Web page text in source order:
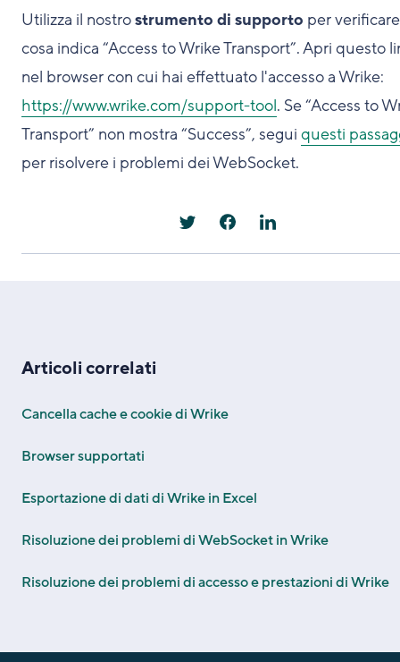
Utilizza il nostrostrumento di supporto per verificare
cosa indica “Access to Wrike Transport”. Apri questo
nel browser con cui hai effettuato l'accesso a Wrike:
https://www.wrike.com/support-tool. Se “Access to
Transport” non mostra “Success”, segui questi
per risolvere i problemi dei WebSocket.
Articoli correlati
Cancella cache e cookie di Wrike
Browser supportati
Esportazione di dati di Wrike in Excel
Risoluzione dei problemi di WebSocket in Wrike
Risoluzione dei problemi di accesso e prestazioni di Wrike